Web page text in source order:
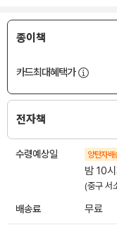
종이책
카드최대혜택가
전자책
수령예상일 양탄자배
밤 10
(중구
배송료 무료